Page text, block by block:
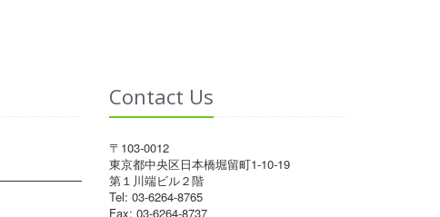
Contact Us
〒103-0012
東京都中央区日本橋堀留町1-10-19
第１川端ビル２階
Tel: 03-6264-8765
Fax: 03-6264-8737